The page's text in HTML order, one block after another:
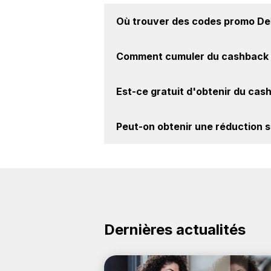
Où trouver des codes promo
découvrez si descodes promo
Comment cumuler du cashback
cashback, réalisez votre achat, et
Est-ce gratuit d'obtenir du
marque Delsey. Oui, c'est donc
Peut-on obtenir une réduction
Dernières actualités